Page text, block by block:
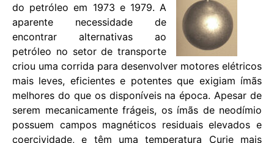
do petróleo em 1973 e 1979. A
aparente necessidade de
encontrar alternativas ao
petróleo no setor de transporte
criou uma corrida para desenvolver motores elétricos
mais leves, eficientes e potentes que exigiam ímãs
melhores do que os disponíveis na época. Apesar de
serem mecanicamente frágeis, os ímãs de neodímio
possuem campos magnéticos residuais elevados e
coercividade, e têm uma temperatura Curie mais